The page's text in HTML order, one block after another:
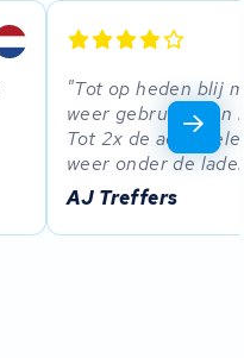
Tot op heden blij
weer gebruiken en
Tot 2x de accu
weer onder de
AJ Treffers